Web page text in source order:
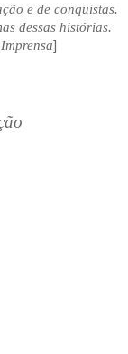
e de conquistas.
dessas histórias.
]